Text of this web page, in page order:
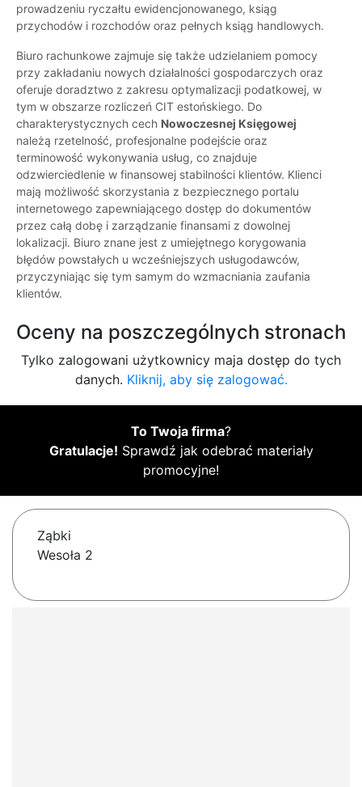
prowadzeniu ryczałtu ewidencjonowanego, ksiąg
przychodów i rozchodów oraz pełnych ksiąg handlowych.
Biuro rachunkowe zajmuje się także udzielaniem pomocy
przy zakładaniu nowych działalności gospodarczych oraz
oferuje doradztwo z zakresu optymalizacji podatkowej, w
tym w obszarze rozliczeń CIT estońskiego. Do
charakterystycznych cech Nowoczesnej Księgowej
należą rzetelność, profesjonalne podejście oraz
terminowość wykonywania usług, co znajduje
odzwierciedlenie w finansowej stabilności klientów. Klienci
mają możliwość skorzystania z bezpiecznego portalu
internetowego zapewniającego dostęp do dokumentów
przez całą dobę i zarządzanie finansami z dowolnej
lokalizacji. Biuro znane jest z umiejętnego korygowania
błędów powstałych u wcześniejszych usługodawców,
przyczyniając się tym samym do wzmacniania zaufania
klientów.
Oceny na poszczególnych stronach
Tylko zalogowani użytkownicy maja dostęp do tych
danych. Kliknij, aby się zalogować.
To Twoja firma?
Gratulacje! Sprawdź jak odebrać materiały
promocyjne!
Ząbki
Wesoła 2